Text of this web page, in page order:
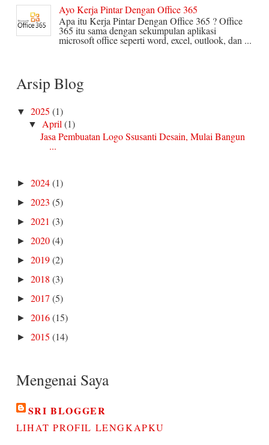
Ayo Kerja Pintar Dengan Office 365
Apa itu Kerja Pintar Dengan Office 365 ? Office
365 itu sama dengan sekumpulan aplikasi
microsoft office seperti word, excel, outlook, dan ...
Arsip Blog
▼ 2025 (1)
▼ April(1)
Jasa Pembuatan Logo Ssusanti Desain, Mulai Bangun
...
► 2024(1)
► 2023 (5)
► 2021 (3)
► 2020(4)
► 2019(2)
► 2018 (3)
► 2017 (5)
► 2016(15)
► 2015 (14)
Mengenai Saya
SRI BLOGGER
LIHAT PROFIL LENGKAPKU